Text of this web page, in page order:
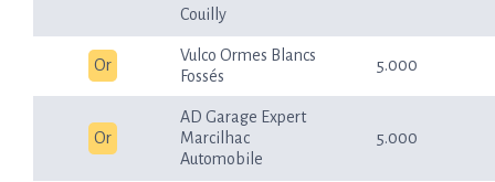
Couilly
Or
Vulco Ormes Blancs
Fossés
5.000
Or
AD Garage Expert
Marcilhac
Automobile
5.000